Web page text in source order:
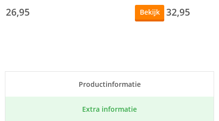
26,95 Bekijk 32,95
Product­informatie
Extra informatie